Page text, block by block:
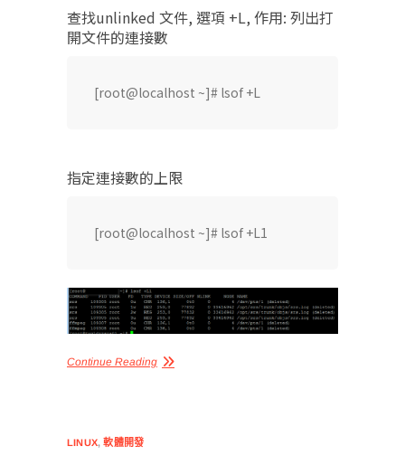
查找unlinked 文件, 選項 +L, 作用: 列出打
開文件的連接數
指定連接數的上限
[root@localhost ~]# lsof +L1
Continue Reading
LINUX,軟體開發